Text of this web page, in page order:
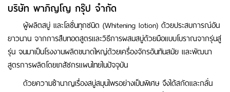
บริษัท พาภิญโญ กรุ๊ป จำกัด
ผู้ผลิตสบู่ และโลชั่นทุกชนิด (Whitening lotion) ด้วยประสบการณ์อัน
ยาวนาน จากการสืบทอดสูตรและวิธีการผสมสบู่ด้วยมือแบบโบราณจากรุ่นสู่
รุ่น จนมาเป็นโรงงานผลิตขนาดใหญ่ด้วยเครื่องจักรอันทันสมัย และพัฒนา
สูตรการผลิตโดยเภสัชกรแผนไทยในปัจจุบัน
ด้วยความชำนาญเรื่องสบู่สมุนไพรอย่างเป็นพิเศษ จึงได้สกัดและกลั่น